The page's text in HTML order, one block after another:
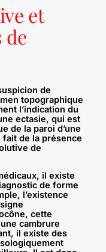
et
de
de
topographique
l’indication du
ectasie, qui est
de la paroi d’une
de la présence
de
il existe
de forme
l’existence
cette
cambrure
il existe des